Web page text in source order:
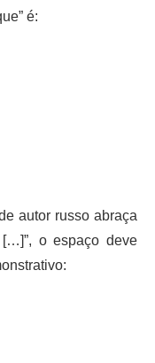
é:
autor russo abraça
[…]”, o espaço deve